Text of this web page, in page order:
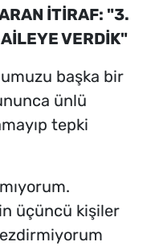
İTİRAF: "3.
VERDİK"
başka bir
ünlü
tepki
üçüncü kişiler